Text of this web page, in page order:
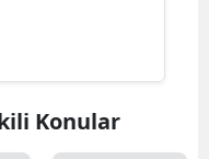
Konular